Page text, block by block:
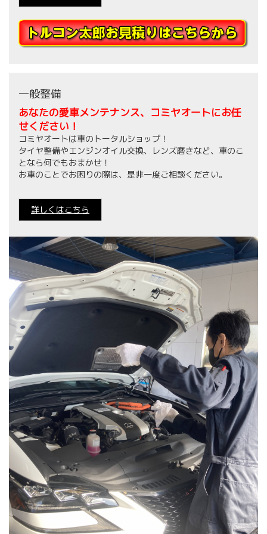
一般整備
あなたの愛車メンテナンス、コミヤオートにお任
せください！
コミヤオートは車のトータルショップ！
タイヤ整備やエンジンオイル交換、レンズ磨きなど、車のこ
となら何でもおまかせ！
お車のことでお困りの際は、是非一度ご相談ください。
詳しくはこちら